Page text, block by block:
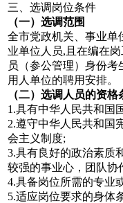
三、选调岗位条件
（一）选调范围
全市党政机关、事业单
业单位人员,且在编在
员（参公管理）身份
用人单位的聘用安排。
（二）选调人员的资格
1.具有中华人民共和国
2.遵守中华人民共和国
会主义制度;
3.具有良好的政治素质
较强的事业心，团队协
4.具备岗位所需的专业
5.适应岗位要求的身体